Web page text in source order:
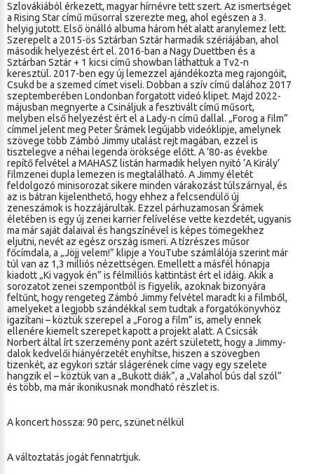
Szlovákiából érkezett, magyar hírnévre tett szert. Az ismertséget
a Rising Star című műsorral szerezte meg, ahol egészen a 3.
helyig jutott. Első önálló albuma három hét alatt aranylemez lett.
Szerepelt a 2015-ös Sztárban Sztár harmadik szériájában, ahol
második helyezést ért el. 2016-ban a Nagy Duettben és a
Sztárban Sztár + 1 kicsi című showban láthattuk a Tv2-n
keresztül. 2017-ben egy új lemezzel ajándékozta meg rajongóit,
Csukd be a szemed címet viseli. Dobban a szív című dalához 2017
szeptemberében Londonban forgatott videó klipet. Majd 2022-
májusban megnyerte a Csináljuk a fesztivált című műsort,
melyben első helyezést ért el a Lady-n című dallal. „Forog a film”
címmel jelent meg Peter Šrámek legújabb videóklipje, amelynek
szövege több Zámbó Jimmy utalást rejt magában, ezzel is
tisztelegve a néhai legenda öröksége előtt. A ’80-as évekbe
repítő felvétel a MAHASZ listán harmadik helyen nyitó ’A Király’
filmzenei dupla lemezen is megtalálható. A Jimmy életét
feldolgozó minisorozat sikere minden várakozást túlszárnyal, és
az is bátran kijelenthető, hogy ehhez a felcsendülő új
zeneszámok is hozzájárultak. Ezzel párhuzamosan Šrámek
életében is egy új zenei karrier felívelése vette kezdetét, ugyanis
ma már saját dalaival és hangszínével is képes tömegekhez
eljutni, nevét az egész ország ismeri. A tízrészes műsor
főcímdala, a „Jöjj velem!” klipje a YouTube számlálója szerint már
túl van az 1,3 milliós nézettségen. Emellett a másfél hónapja
kiadott „Ki vagyok én” is félmilliós kattintást ért el idáig. Akik a
sorozatot zenei szempontból is figyelik, azoknak bizonyára
feltűnt, hogy rengeteg Zámbó Jimmy felvétel maradt ki a filmből,
amelyeket a legjobb szándékkal sem tudtak a forgatókönyvhöz
igazítani – köztük szerepel a „Forog a film” is, amely ennek
ellenére kiemelt szerepet kapott a projekt alatt. A Csicsák
Norbert által írt szerzemény pont azért született, hogy a Jimmy-
dalok kedvelői hiányérzetét enyhítse, hiszen a szövegben
tizenkét, az egykori sztár slágerének címe vagy egy szelete
hangzik el – köztük van a „Bukott diák”, a „Valahol bús dal szól”
és több, ma már ikonikusnak mondható részlet is.
A koncert hossza: 90 perc, szünet nélkül
A változtatás jogát fennatrtjuk.